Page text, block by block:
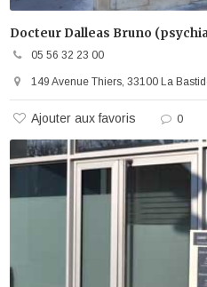
Docteur Dalleas Bruno
05 56 32 23 00
149 Avenue Thiers, 33100 La
Ajouter aux favoris 0